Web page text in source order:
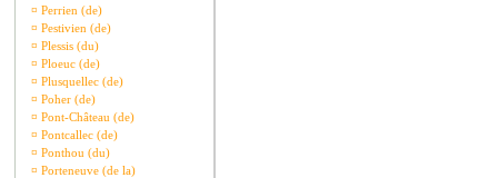
¤ Perrien (de)
¤ Pestivien (de)
¤ Plessis (du)
¤ Ploeuc (de)
¤ Plusquellec (de)
¤ Poher (de)
¤ Pont-Château (de)
¤ Pontcallec (de)
¤ Ponthou (du)
¤ Porteneuve (de la)